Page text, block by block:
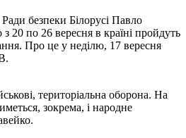
безпеки Білорусі Павло
20 по 26 вересня в країні пройдуть
Про це у неділю, 17 вересня
територіальна оборона. На
зокрема, і народне